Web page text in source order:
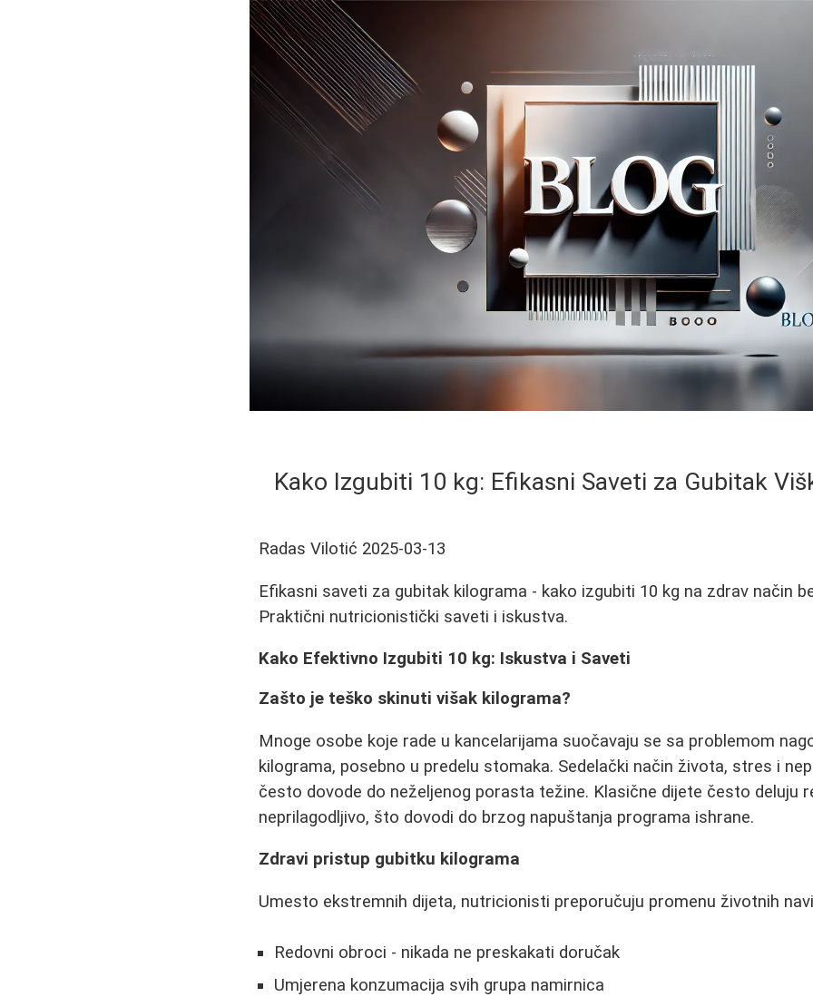
Kako Izgubiti 10 kg: Efikasni Saveti za Gubitak
Radas Vilotić 2025-03-13
Efikasni saveti za gubitak kilograma - kako izgubiti 10 kg na zdrav način
Praktični nutricionistički saveti i iskustva.
Kako Efektivno Izgubiti 10 kg: Iskustva i Saveti
Zašto je teško skinuti višak kilograma?
Mnoge osobe koje rade u kancelarijama suočavaju se sa problemom
kilograma, posebno u predelu stomaka. Sedelački način života, stres i
često dovode do neželjenog porasta težine. Klasične dijete često deluju
neprilagodljivo, što dovodi do brzog napuštanja programa ishrane.
Zdravi pristup gubitku kilograma
Umesto ekstremnih dijeta, nutricionisti preporučuju promenu životnih
Redovni obroci - nikada ne preskakati doručak
Umjerena konzumacija svih grupa namirnica